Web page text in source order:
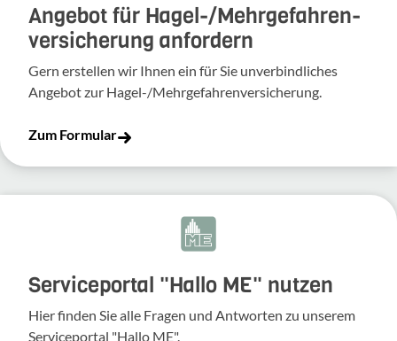
Angebot für Hagel-­/Mehrgefahren­
versicherung anfordern
Gern erstellen wir Ihnen ein für Sie unverbindliches
Angebot zur Hagel-/Mehrgefahrenversicherung.
Zum Formular
Serviceportal "Hallo ME" nutzen
Hier finden Sie alle Fragen und Antworten zu unserem
Serviceportal "Hallo ME".